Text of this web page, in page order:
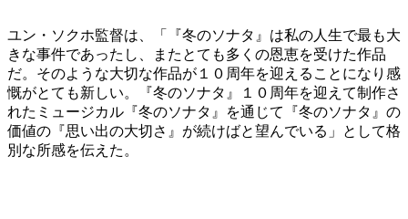
ユン・ソクホ監督は、「『冬のソナタ』は私の人生で最も大
きな事件であったし、またとても多くの恩恵を受けた作品
だ。そのような大切な作品が１０周年を迎えることになり感
慨がとても新しい。『冬のソナタ』１０周年を迎えて制作さ
れたミュージカル『冬のソナタ』を通じて『冬のソナタ』の
価値の『思い出の大切さ』が続けばと望んでいる」として格
別な所感を伝えた。